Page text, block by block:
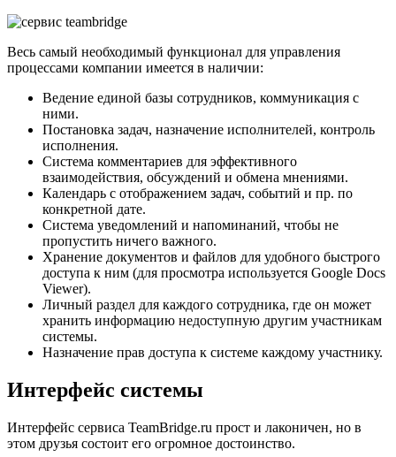
Весь самый необходимый функционал для управления
процессами компании имеется в наличии:
Ведение единой базы сотрудников, коммуникация с
ними.
Постановка задач, назначение исполнителей, контроль
исполнения.
Система комментариев для эффективного
взаимодействия, обсуждений и обмена мнениями.
Календарь с отображением задач, событий и пр. по
конкретной дате.
Система уведомлений и напоминаний, чтобы не
пропустить ничего важного.
Хранение документов и файлов для удобного быстрого
доступа к ним (для просмотра используется Google Docs
Viewer).
Личный раздел для каждого сотрудника, где он может
хранить информацию недоступную другим участникам
системы.
Назначение прав доступа к системе каждому участнику.
Интерфейс системы
Интерфейс сервиса TeamBridge.ru прост и лаконичен, но в
этом друзья состоит его огромное достоинство.